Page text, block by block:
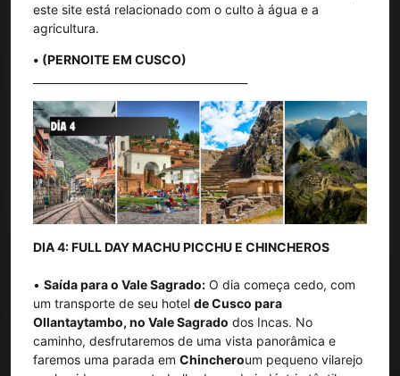
este site está relacionado com o culto à água e a
agricultura.
• (PERNOITE EM CUSCO)
DIA 4: FULL DAY MACHU PICCHU E CHINCHEROS
• Saída para o Vale Sagrado: O dia começa cedo, com
um transporte de seu hotel de Cusco para
Ollantaytambo, no Vale Sagrado dos Incas. No
caminho, desfrutaremos de uma vista panorâmica e
faremos uma parada em Chincheroum pequeno vilarejo